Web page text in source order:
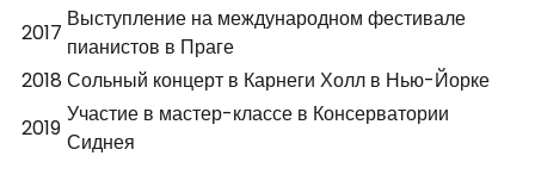
2017
Выступление на международном фестивале
пианистов в Праге
2018 Сольный концерт в Карнеги Холл в Нью-Йорке
2019
Участие в мастер-классе в Консерватории
Сиднея